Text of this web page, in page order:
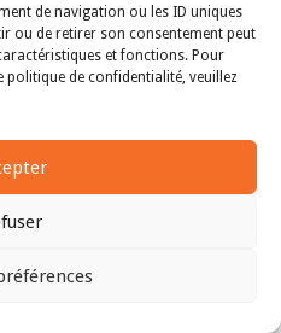
de navigation ou les ID uniques
ou de retirer son consentement peut
et fonctions. Pour
de confidentialité, veuillez
droits et libertés fondamentaux
|mentions légales